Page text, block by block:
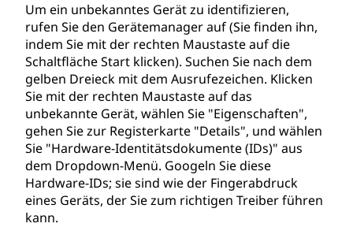
Um ein unbekanntes Gerät zu identifizieren,
rufen Sie den Gerätemanager auf (Sie finden ihn,
indem Sie mit der rechten Maustaste auf die
Schaltfläche Start klicken). Suchen Sie nach dem
gelben Dreieck mit dem Ausrufezeichen. Klicken
Sie mit der rechten Maustaste auf das
unbekannte Gerät, wählen Sie "Eigenschaften",
gehen Sie zur Registerkarte "Details", und wählen
Sie "Hardware-Identitätsdokumente (IDs)" aus
dem Dropdown-Menü. Googeln Sie diese
Hardware-IDs; sie sind wie der Fingerabdruck
eines Geräts, der Sie zum richtigen Treiber führen
kann.